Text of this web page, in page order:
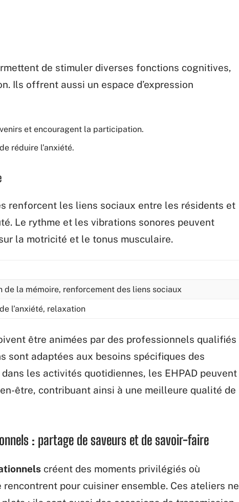
de stimuler diverses fonctions cognitives,
Ils offrent aussi un espace d’expression
et encouragent la participation.
réduire l’anxiété.
renforcent les liens sociaux entre les résidents et
Le rythme et les vibrations sonores peuvent
la motricité et le tonus musculaire.
de la mémoire, renforcement des liens sociaux
l’anxiété, relaxation
être animées par des professionnels qualifiés
sont adaptées aux besoins spécifiques des
les activités quotidiennes, les EHPAD peuvent
être, contribuant ainsi à une meilleure qualité de
: partage de saveurs et de savoir-faire
créent des moments privilégiés où
pour cuisiner ensemble. Ces ateliers ne